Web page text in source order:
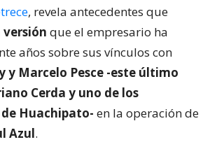
, revela antecedentes que
que el empresario ha
años sobre sus vínculos con
y Marcelo Pesce -este último
Cerda y uno de los
Huachipato- en la operación de
Azul.